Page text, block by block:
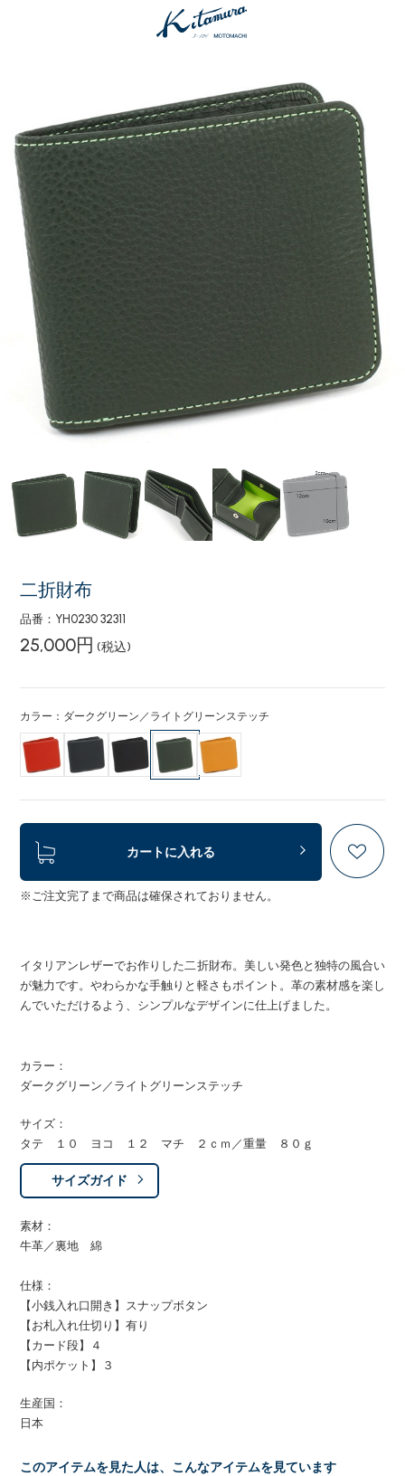
二折財布
品番：YH0230 32311
25,000円 (税込)
カラー：ダークグリーン／ライトグリーンステッチ
カートに入れる
※ご注文完了まで商品は確保されておりません。
イタリアンレザーでお作りした二折財布。美しい発色と独特の風合い
が魅力です。やわらかな手触りと軽さもポイント。革の素材感を楽し
んでいただけるよう、シンプルなデザインに仕上げました。
カラー：
ダークグリーン／ライトグリーンステッチ
サイズ：
タテ １０ ヨコ １２ マチ ２ｃｍ／重量 ８０ｇ
サイズガイド
素材：
牛革／裏地 綿
仕様：
【小銭入れ口開き】スナップボタン
【お札入れ仕切り】有り
【カード段】４
【内ポケット】３
生産国：
日本
このアイテムを見た人は、こんなアイテムを見ています